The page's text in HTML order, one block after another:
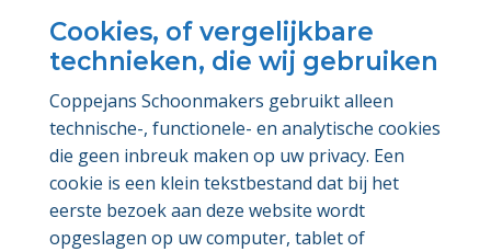
Cookies, of vergelijkbare
technieken, die wij gebruiken
Coppejans Schoonmakers gebruikt alleen
technische-, functionele- en analytische cookies
die geen inbreuk maken op uw privacy. Een
cookie is een klein tekstbestand dat bij het
eerste bezoek aan deze website wordt
opgeslagen op uw computer, tablet of